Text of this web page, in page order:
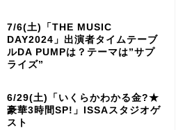
7/6(土)「THE MUSIC
DAY2024」出演者タイムテーブ
ルDA PUMPは？テーマは”サプ
ライズ”
6/29(土)「いくらかわかる金?★
豪華3時間SP!」ISSAスタジオゲ
スト